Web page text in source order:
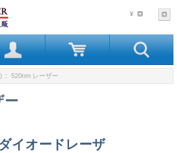
¥
:: 520nm レーザー
ー
イオードレーザ